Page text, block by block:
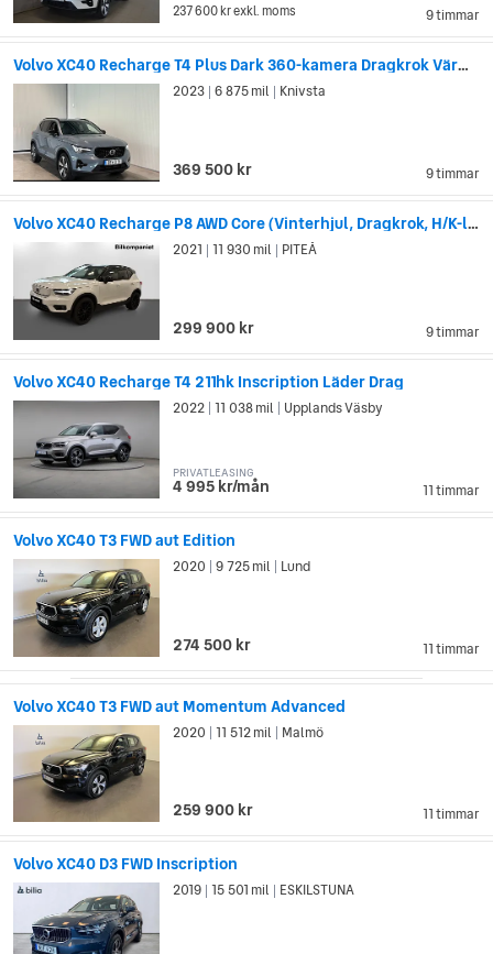
9 timmar
237 600 krexkl. moms
Volvo XC40 Recharge T4 Plus Dark 360-kamera Dragkrok Värmare
9 timmar
2023 6 875 mil Knivsta
369 500 kr
Volvo XC40 Recharge P8 AWD Core (Vinterhjul, Dragkrok, H/K-ljud)
9 timmar
2021 11 930 mil PITEÅ
299 900 kr
Volvo XC40 Recharge T4 211hk Inscription Läder Drag
11 timmar
2022 11 038 mil Upplands Väsby
PRIVATLEASING
4 995 kr/mån
Volvo XC40 T3 FWD aut Edition
11 timmar
2020 9 725 mil Lund
274 500 kr
Volvo XC40 T3 FWD aut Momentum Advanced
11 timmar
2020 11 512 mil Malmö
259 900 kr
Volvo XC40 D3 FWD Inscription
2019 15 501 mil ESKILSTUNA